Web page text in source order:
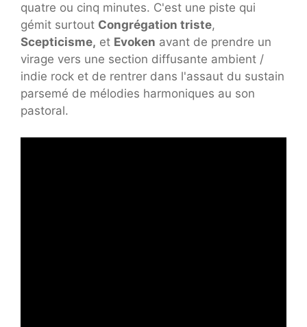
quatre ou cinq minutes. C'est une piste qui
gémit surtout Congrégation triste,
Scepticisme, et Evoken avant de prendre un
virage vers une section diffusante ambient /
indie rock et de rentrer dans l'assaut du sustain
parsemé de mélodies harmoniques au son
pastoral.